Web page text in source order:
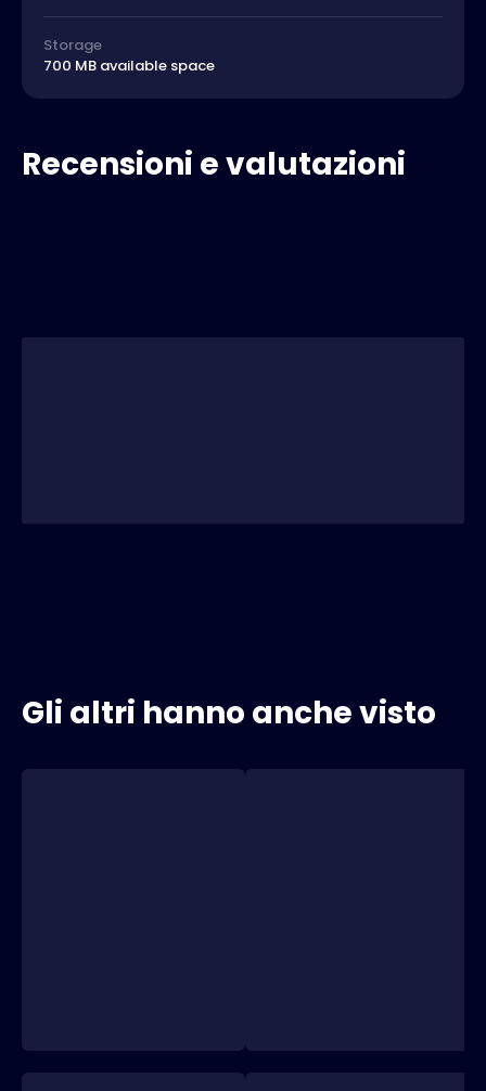
Storage
700 MB available space
Recensioni e valutazioni
Gli altri hanno anche visto